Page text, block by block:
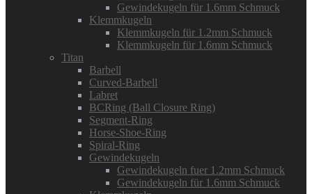
Gewindekugeln für 1.6mm Schmuck
Klemmkugeln
Klemmkugeln für 1.2mm Schmuck
Klemmkugeln für 1.6mm Schmuck
Titan
Barbell
Curved-Barbell
Labret
BCRing (Ball Closure Ring)
Segment-Ring
Horse-Shoe-Ring
Spiral-Ring
Gewindekugeln
Gewindekugeln fuer 1.2mm Schmuck
Gewindekugeln für 1.6mm Schmuck